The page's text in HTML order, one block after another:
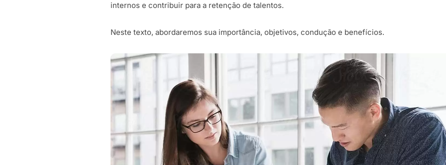
internos e contribuir para a retenção de talentos.
Neste texto, abordaremos sua importância, objetivos, condução e benefícios.